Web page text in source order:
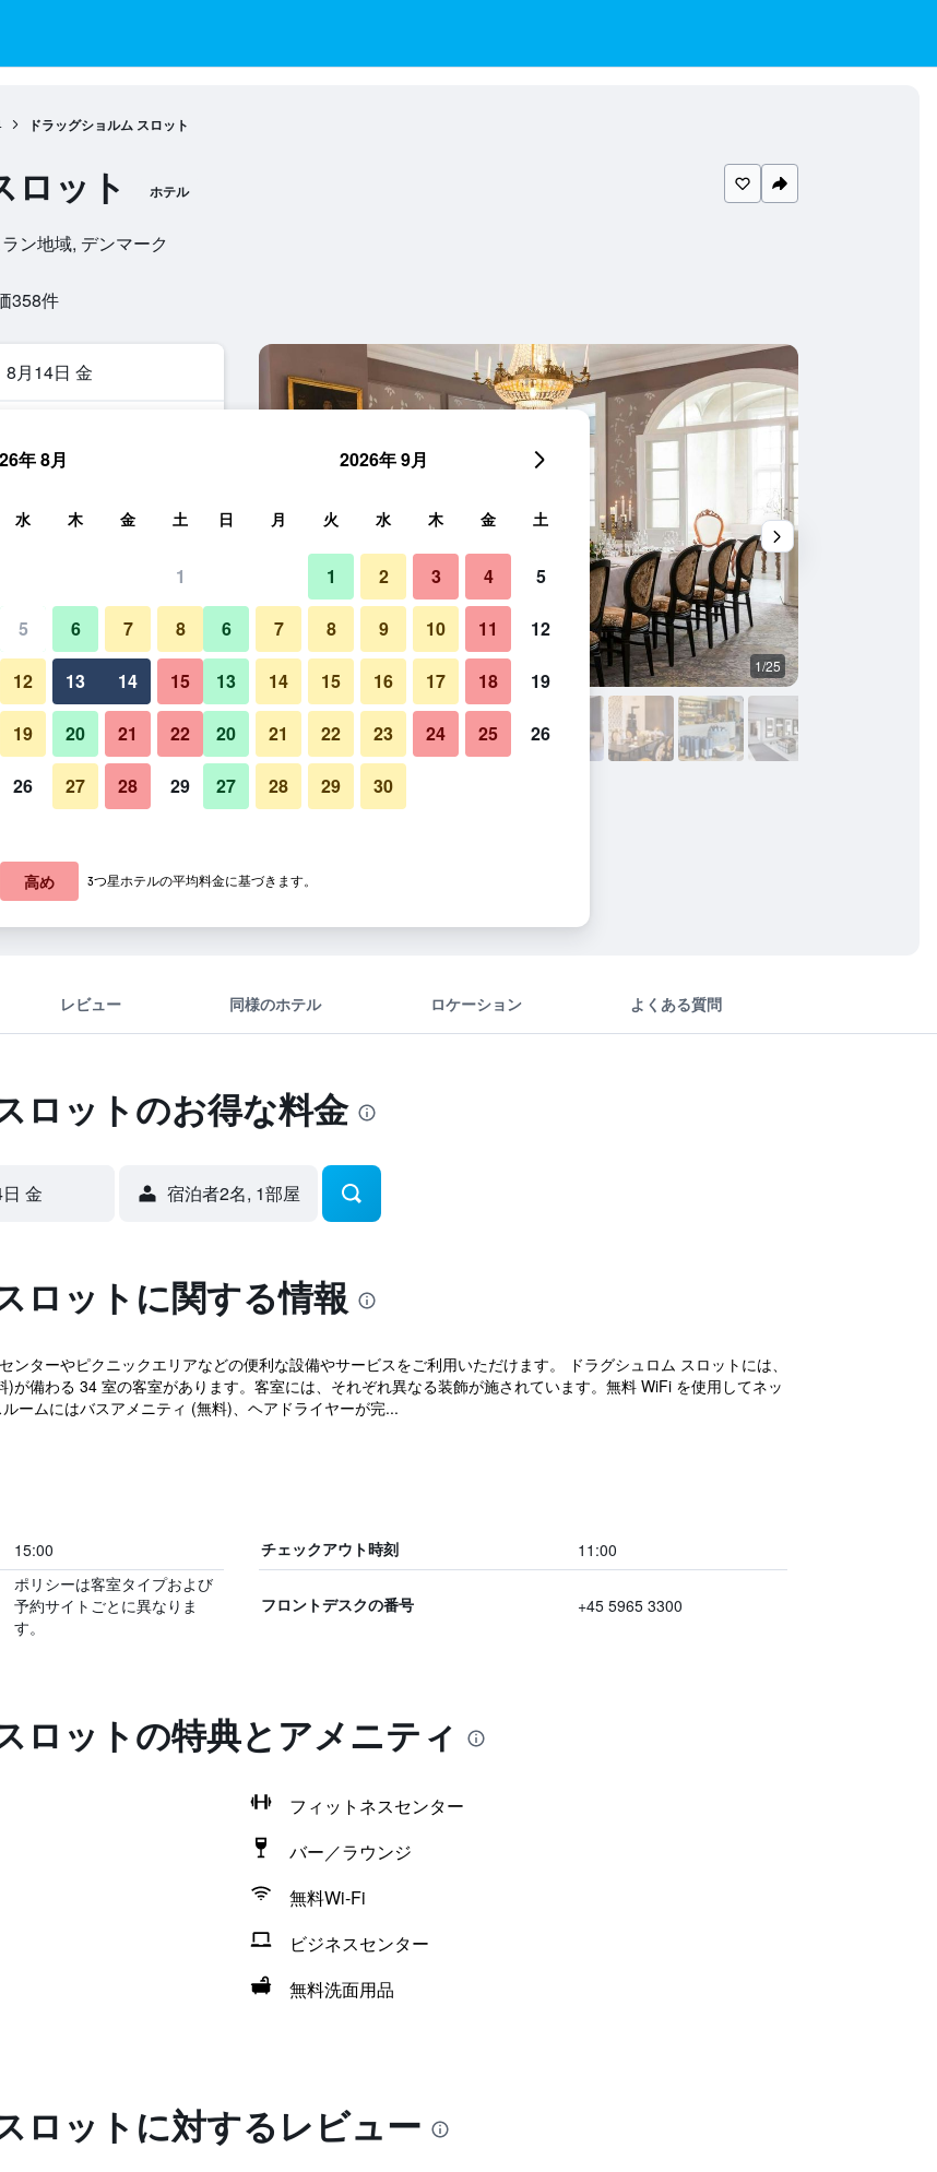
ドラッグショルム スロット
ロット ホテル
ン地域, デンマーク
358​件
8月14日 金
料金を表示
料金を表示
その他 1/25
レビュー 同様のホテル ロケーション よくある質問
ロットのお得な料金
金 宿泊者2名, 1​部屋
ロットに関する情報
ンターやピクニックエリアなどの便利な設備やサービスをご利用いただけます。 ドラグシュロム スロットには、
が備わる 34 室の客室があります。客室には、それぞれ異なる装飾が施されています。無料 WiFi を使用してネッ
ームにはバスアメニティ (無料)、ヘアドライヤーが完...
15:00 チェックアウト時刻 11:00
ポリシーは客室タイプおよび
予約サイトごとに異なりま
す。
フロントデスクの番号 +45 5965 3300
ロットの特典とアメニティ
フィットネスセンター
バー／ラウンジ
無料Wi-Fi
ビジネスセンター
無料洗面用品
ロットに対するレビュー
年 8月
水 木 金 土
1
5 6 7 8
12 13 14 15
19 20 21 22
26 27 28 29
2026年 9月
日 月 火 水 木 金 土
1 2 3 4 5
6 7 8 9 10 11 12
13 14 15 16 17 18 19
20 21 22 23 24 25 26
27 28 29 30
高め 3つ星ホテルの平均料金に基づきます。